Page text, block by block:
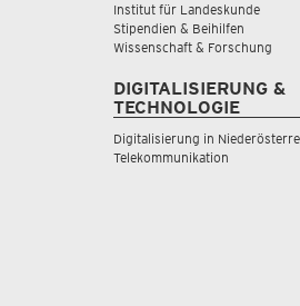
Institut für Landeskunde
Stipendien & Beihilfen
Wissenschaft & Forschung
DIGITALISIERUNG &
TECHNOLOGIE
Digitalisierung in
Telekommunikation